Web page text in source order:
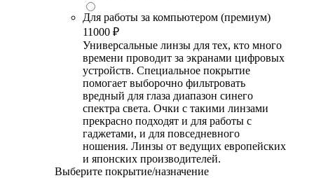
Для работы за компьютером (премиум)
11000 ₽
Универсальные линзы для тех, кто много
времени проводит за экранами цифровых
устройств. Специальное покрытие
помогает выборочно фильтровать
вредный для глаза диапазон синего
спектра света. Очки с такими линзами
прекрасно подходят и для работы с
гаджетами, и для повседневного
ношения. Линзы от ведущих европейских
и японских производителей.
Выберите покрытие/назначение